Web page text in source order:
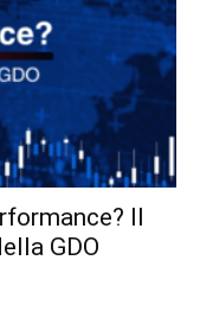
Il
GDO